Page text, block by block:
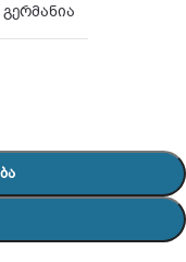
გერმანია